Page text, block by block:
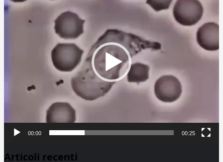
00:00 00:25
Articoli recenti